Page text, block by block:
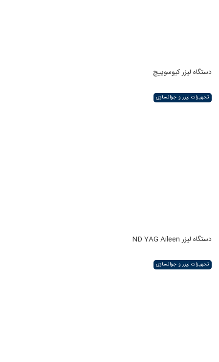
دستگاه لیزر کیوسوییچ
تجهیزات لیزر و جوانسازی
دستگاه لیزر ND YAG Aileen
تجهیزات لیزر و جوانسازی